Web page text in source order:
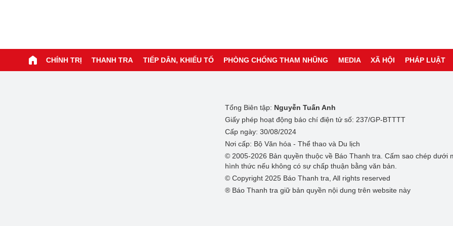
CHÍNH TRỊ THANH TRA TIẾP DÂN, KHIẾU TỐ PHÒNG CHỐNG THAM NHŨNG MEDIA XÃ HỘI PHÁP LUẬT
Tổng Biên tập: Nguyễn Tuấn Anh
Giấy phép hoạt động báo chí điện tử số: 237/GP-BTTTT
Cấp ngày: 30/08/2024
Nơi cấp: Bộ Văn hóa - Thể thao và Du lịch
© 2005-2026 Bản quyền thuộc về Báo Thanh tra. Cấm sao chép dưới
hình thức nếu không có sự chấp thuận bằng văn bản.
© Copyright 2025 Báo Thanh tra, All rights reserved
® Báo Thanh tra giữ bản quyền nội dung trên website này